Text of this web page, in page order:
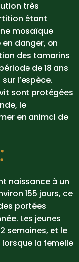
très
étant
mosaïque
danger, on
des tamarins
de 18 ans
l’espèce.
sont protégées
le
en animal de
naissance à un
155 jours, ce
portées
Les jeunes
semaines, et le
la femelle